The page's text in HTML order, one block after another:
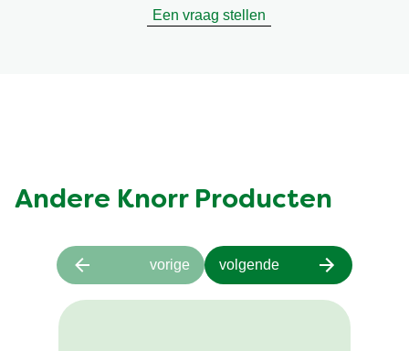
Een vraag stellen
Andere Knorr Producten
vorige volgende